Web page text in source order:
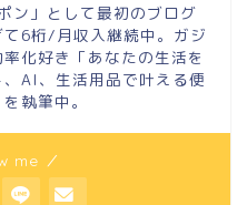
ン」として最初のブログ
て6桁/月収入継続中。ガジ
化好き「あなたの生活を
AI、生活用品で叶える便
執筆中。
me ／